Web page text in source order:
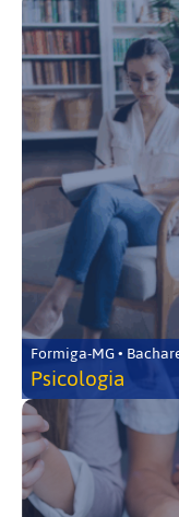
Formiga-MG •
Psicologia